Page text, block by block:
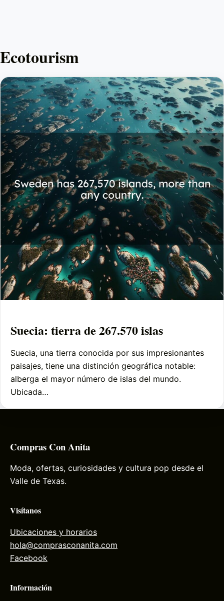
Ecotourism
Suecia: tierra de 267.570 islas
Suecia, una tierra conocida por sus impresionantes
paisajes, tiene una distinción geográfica notable:
alberga el mayor número de islas del mundo.
Ubicada…
Compras Con Anita
Moda, ofertas, curiosidades y cultura pop desde el
Valle de Texas.
Visítanos
Ubicaciones y horarios
hola@comprasconanita.com
Facebook
Información